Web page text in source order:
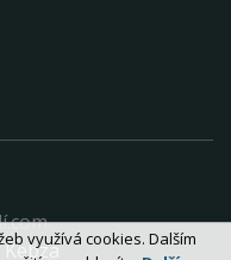
využívá cookies. Dalším